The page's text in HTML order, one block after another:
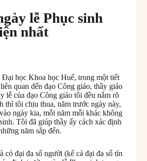
lễ Phục sinh
nhất
học Khoa học Huế, trong một tiết
quan đến đạo Công giáo, thầy giáo
lễ của đạo Công giáo tôi đều nắm rõ
thì tôi chịu thua, năm trước ngày này,
ngày kia, mỗi năm mỗi khác không
Tôi đã giúp thầy ấy cách xác định
năm sắp đến.
có đại đa số người (kể cả đại đa số tín